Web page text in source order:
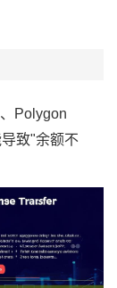
Polygon
致"余额不